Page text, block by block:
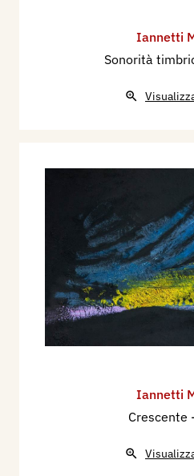
Iannetti
Sonorità
Iannetti
Crescente